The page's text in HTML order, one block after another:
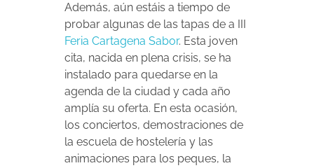
Además, aún estáis a tiempo de
probar algunas de las tapas de a III
Feria Cartagena Sabor. Esta joven
cita, nacida en plena crisis, se ha
instalado para quedarse en la
agenda de la ciudad y cada año
amplía su oferta. En esta ocasión,
los conciertos, demostraciones de
la escuela de hostelería y las
animaciones para los peques, la